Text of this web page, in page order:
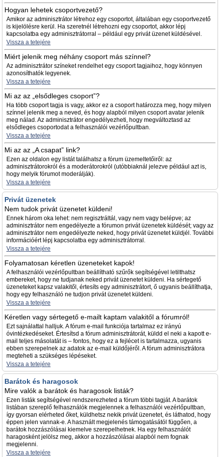
Hogyan lehetek csoportvezető?
Amikor az adminisztrátor létrehoz egy csoportot, általában egy csoportvezető
is kijelölésre kerül. Ha szeretnél létrehozni egy csoportot, akkor lépj
kapcsolatba egy adminisztrátorral – például egy privát üzenet küldésével.
Vissza a tetejére
Miért jelenik meg néhány csoport más színnel?
Az adminisztrátor színeket rendelhet egy csoport tagjaihoz, hogy könnyen
azonosíthatók legyenek.
Vissza a tetejére
Mi az az „elsődleges csoport”?
Ha több csoport tagja is vagy, akkor ez a csoport határozza meg, hogy milyen
színnel jelenik meg a neved, és hogy alapból milyen csoport avatar jelenik
meg nálad. Az adminisztrátor engedélyezheti, hogy megváltoztasd az
elsődleges csoportodat a felhasználói vezérlőpultban.
Vissza a tetejére
Mi az az „A csapat” link?
Ezen az oldalon egy listát találhatsz a fórum üzemeltetőiről: az
adminisztrátorokról és a moderátorokról (utóbbiaknál jelezve például azt is,
hogy melyik fórumot moderálják).
Vissza a tetejére
Privát üzenetek
Nem tudok privát üzenetet küldeni!
Ennek három oka lehet: nem regisztráltál, vagy nem vagy belépve; az
adminisztrátor nem engedélyezte a fórumon privát üzenetek küldését; vagy az
adminisztrátor nem engedélyezte neked, hogy privát üzenetet küldjél. További
információért lépj kapcsolatba egy adminisztrátorral.
Vissza a tetejére
Folyamatosan kéretlen üzeneteket kapok!
A felhasználói vezérlőpultban beállítható szűrők segítségével letilthatsz
embereket, hogy ne tudjanak neked privát üzenetet küldeni. Ha sértegető
üzeneteket kapsz valakitől, értesíts egy adminisztrátort, ő ugyanis beállíthatja,
hogy egy felhasználó ne tudjon privát üzenetet küldeni.
Vissza a tetejére
Kéretlen vagy sértegető e-mailt kaptam valakitől a fórumról!
Ezt sajnálattal halljuk. A fórum e-mail funkciója tartalmaz ez irányú
óvintézkedéseket. Értesítsd a fórum adminisztrátorát, küldd el neki a kapott e-
mail teljes másolatát is – fontos, hogy ez a fejlécet is tartalmazza, ugyanis
ebben szerepelnek az adatok az e-mail küldőjéről. A fórum adminisztrátora
megteheti a szükséges lépéseket.
Vissza a tetejére
Barátok és haragosok
Mire valók a barátok és haragosok listák?
Ezen listák segítségével rendszerezheted a fórum többi tagját. A barátok
listában szereplő felhasználók megjelennek a felhasználói vezérlőpultban,
így gyorsan elérheted őket, küldhetsz nekik privát üzenetet, és láthatod, hogy
éppen jelen vannak-e. A használt megjelenés támogatásától függően, a
barátok hozzászólásai kiemelve szerepelhetnek. Ha egy felhasználót
haragosként jelölsz meg, akkor a hozzászólásai alapból nem fognak
megjelenni.
Vissza a tetejére